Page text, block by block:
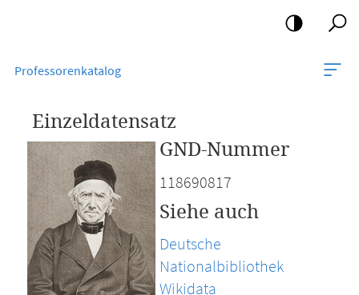
Professorenkatalog
Einzeldatensatz
GND-Nummer
118690817
Siehe auch
Deutsche
Nationalbibliothek
Wikidata